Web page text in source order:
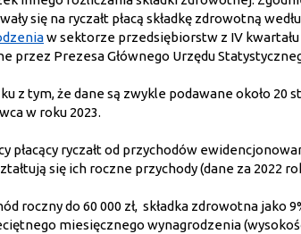
się na ryczałt płacą składkę zdrowotną
w sektorze przedsiębiorstw z IV
przez Prezesa Głównego Urzędu
z tym, że dane są zwykle podawane około
w roku 2023.
płacący ryczałt od przychodów
się ich roczne przychody (dane za 2022
roczny do 60 000 zł, składka zdrowotna jako
miesięcznego wynagrodzenia (wysokość